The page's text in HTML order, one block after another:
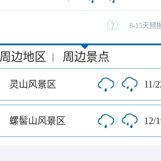
8-15天预
周边地区 | 周边景点
灵山风景区 / 11/
螺髻山风景区 / 12/